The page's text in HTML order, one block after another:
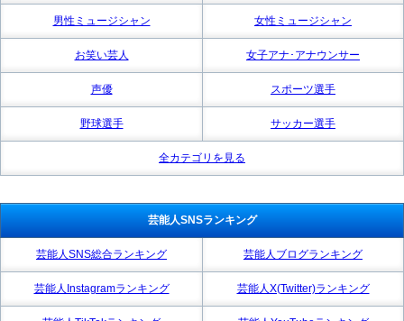
男性ミュージシャン 女性ミュージシャン
お笑い芸人 女子アナ･アナウンサー
声優 スポーツ選手
野球選手 サッカー選手
全カテゴリを見る
芸能人SNSランキング
芸能人SNS総合ランキング 芸能人ブログランキング
芸能人Instagramランキング 芸能人X(Twitter)ランキング